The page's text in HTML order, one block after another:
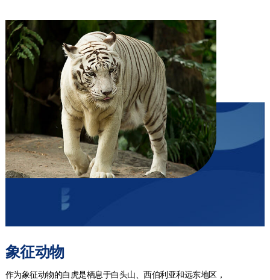
象征动物
作为象征动物的白虎是栖息于白头山、西伯利亚和远东地区，